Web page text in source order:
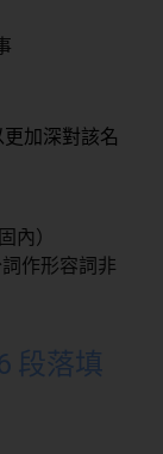
加深對該名
內）
作形容詞非
段落填